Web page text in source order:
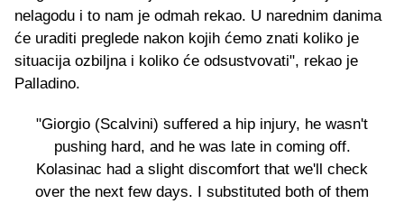
nelagodu i to nam je odmah rekao. U narednim danima
će uraditi preglede nakon kojih ćemo znati koliko je
situacija ozbiljna i koliko će odsustvovati", rekao je
Palladino.
"Giorgio (Scalvini) suffered a hip injury, he wasn't
pushing hard, and he was late in coming off.
Kolasinac had a slight discomfort that we'll check
over the next few days. I substituted both of them